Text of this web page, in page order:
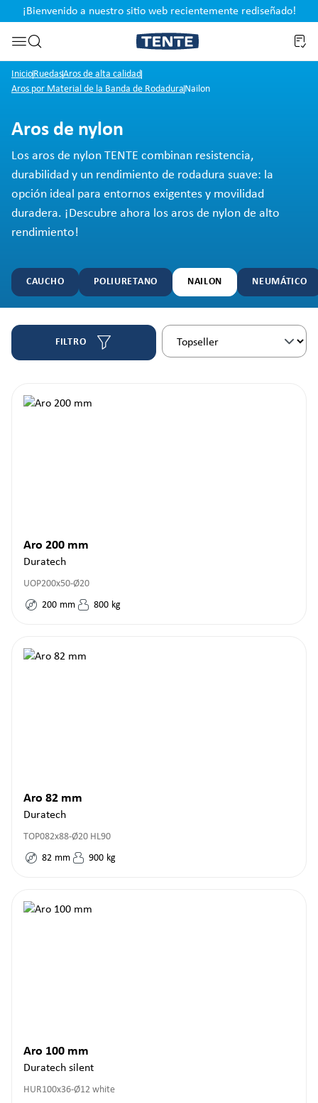
Saltar a la búsqueda
¡Bienvenido a nuestro sitio web recientemente rediseñado!
InicioRuedasAros de alta calidad
Aros por Material de la Banda de Rodadura Nailon
Aros de nylon
Los aros de nylon TENTE combinan resistencia,
durabilidad y un rendimiento de rodadura suave: la
opción ideal para entornos exigentes y movilidad
duradera. ¡Descubre ahora los aros de nylon de alto
rendimiento!
CAUCHO POLIURETANO NAILON NEUMÁTICO
FILTRO
Aro 200 mm
Duratech
UOP200x50-Ø20
200 mm 800 kg
Aro 82 mm
Duratech
TOP082x88-Ø20 HL90
82 mm 900 kg
Aro 100 mm
Duratech silent
HUR100x36-Ø12 white